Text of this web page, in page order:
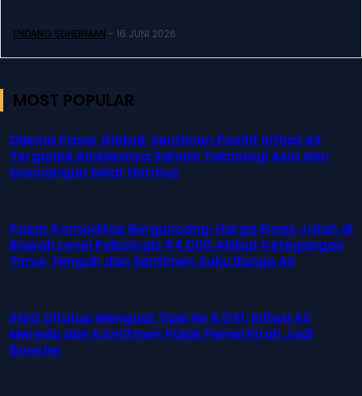
ENDANG SUHERMAN - 16 JUNI 2026
MOST POPULAR
Dilema Pasar Global: Sentimen Positif Inflasi AS
Terganjal Amblesnya Saham Teknologi Asia dan
Guncangan Selat Hormuz
Pasar Komoditas Berguncang: Harga Emas Jatuh di
Bawah Level Psikologis $4.000 Akibat Ketegangan
Timur Tengah dan Sentimen Suku Bunga AS
IHSG Ditutup Menguat Tipis ke 6.041: Inflasi AS
Mereda dan Komitmen Pajak Pemerintah Jadi
Booster